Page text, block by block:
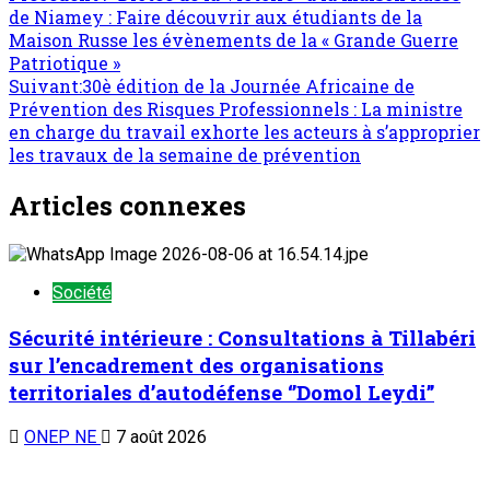
de Niamey : Faire découvrir aux étudiants de la
Maison Russe les évènements de la « Grande Guerre
Patriotique »
Suivant:30è édition de la Journée Africaine de
Prévention des Risques Professionnels : La ministre
en charge du travail exhorte les acteurs à s’approprier
les travaux de la semaine de prévention
Articles connexes
Société
Sécurité intérieure : Consultations à Tillabéri
sur l’encadrement des organisations
territoriales d’autodéfense ‘’Domol Leydi’’
ONEP NE 7 août 2026